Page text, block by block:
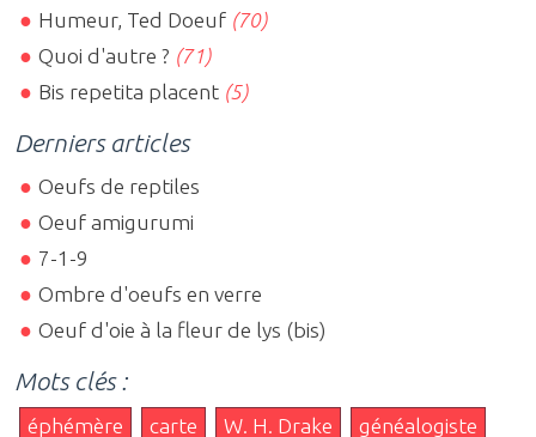
Humeur, Ted Doeuf (70)
Quoi d'autre ? (71)
Bis repetita placent (5)
Derniers articles
Oeufs de reptiles
Oeuf amigurumi
7-1-9
Ombre d'oeufs en verre
Oeuf d'oie à la fleur de lys (bis)
Mots clés :
éphémère carte W. H. Drake
généalogiste